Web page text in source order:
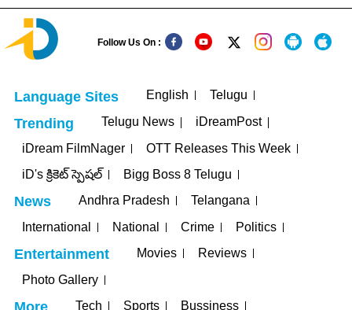
Follow Us On :
Language Sites English Telugu
Trending Telugu News
iDreamPost
iDream FilmNager
OTT Releases This Week
iD's క్రికెట్ స్పెషల్
Bigg Boss 8 Telugu
News Andhra Pradesh
Telangana
International
National Crime Politics
Entertainment Movies
Reviews
Photo Gallery
More Tech Sports Bussiness